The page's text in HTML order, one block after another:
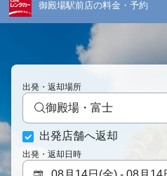
御殿場駅前店の料金・予約
出発・返却場所
御殿場・富士
出発店舗へ返却
出発・返却日時